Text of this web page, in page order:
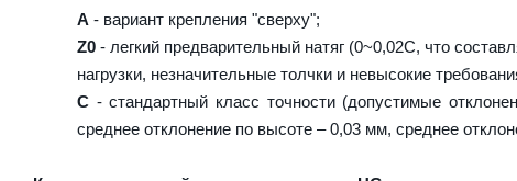
A - вариант крепления "сверху";
Z0 - легкий предварительный натяг (0~0,02C, что
нагрузки, незначительные толчки и невысокие
C - стандартный класс точности (допустимые
среднее отклонение по высоте – 0,03 мм, среднее